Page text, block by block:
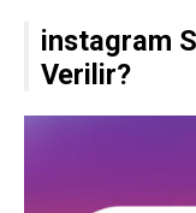
instagram
Verilir?